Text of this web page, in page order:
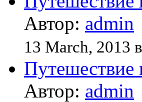
Автор: admin
13 March, 2013
Путешествие
Автор: admin